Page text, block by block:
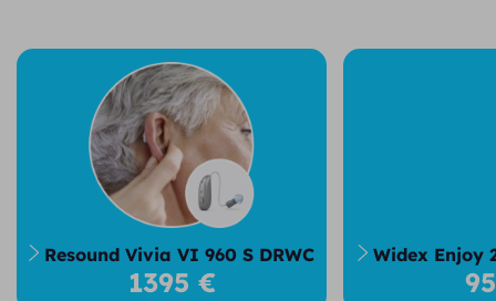
Resound Vivia VI 960 S DRWC
1395 €
Widex Enjoy